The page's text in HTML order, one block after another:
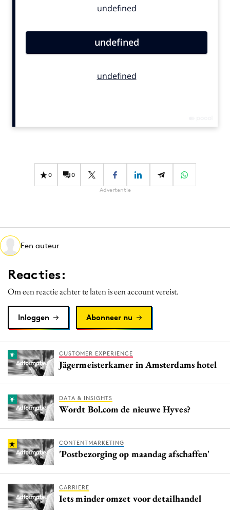
Contentmarketing
Effectiviteit
Gedragsverandering
Martech
Media
Merkstrategie
PR
Programmatic
Reputatie & crisis
0 0
Advertentie
Een auteur
Reacties:
Om een reactie achter te laten is een account vereist.
Inloggen Abonneer nu
CUSTOMER EXPERIENCE
Jägermeisterkamer in Amsterdams hotel
DATA & INSIGHTS
Wordt Bol.com de nieuwe Hyves?
CONTENTMARKETING
'Postbezorging op maandag afschaffen'
CARRIERE
Iets minder omzet voor detailhandel